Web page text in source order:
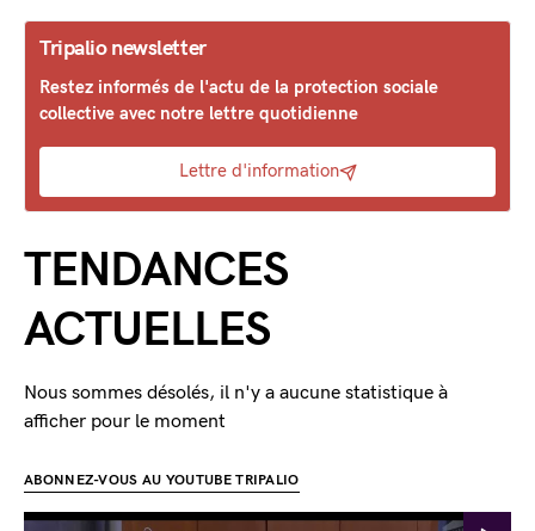
Tripalio newsletter
Restez informés de l'actu de la protection sociale
collective avec notre lettre quotidienne
Lettre d'information
TENDANCES
ACTUELLES
Nous sommes désolés, il n'y a aucune statistique à
afficher pour le moment
ABONNEZ-VOUS AU YOUTUBE TRIPALIO